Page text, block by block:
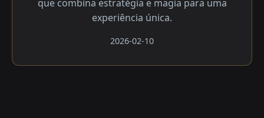
que combina estratégia e magia para uma
experiência única.
2026-02-10